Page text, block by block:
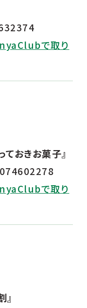
で取り
おきお菓子』
で取り